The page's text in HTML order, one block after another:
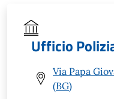
Ufficio
Via Papa
(BG)